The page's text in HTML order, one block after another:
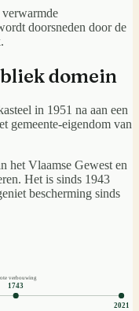
doorsneden door de
domein
in 1951 na aan een
gemeente-eigendom van
het Vlaamse Gewest en
Het is sinds 1943
bescherming sinds
1743
verbouwing
2021